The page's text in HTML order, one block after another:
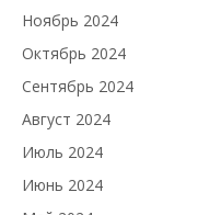
Ноябрь 2024
Октябрь 2024
Сентябрь 2024
Август 2024
Июль 2024
Июнь 2024